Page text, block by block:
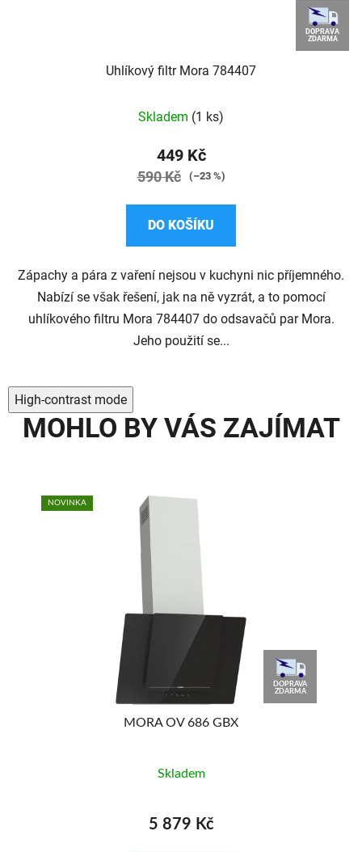
DOPRAVA
ZDARMA
Uhlíkový filtr Mora 784407
Skladem (1 ks)
449 Kč
590 Kč (–23 %)
DO KOŠÍKU
Zápachy a pára z vaření nejsou v kuchyni nic příjemného.
Nabízí se však řešení, jak na ně vyzrát, a to pomocí
uhlíkového filtru Mora 784407 do odsavačů par Mora.
Jeho použití se...
High-contrast mode
MOHLO BY VÁS ZAJÍMAT
NOVINKA
DOPRAVA
ZDARMA
MORA OV 686 GBX
Skladem
5 879 Kč